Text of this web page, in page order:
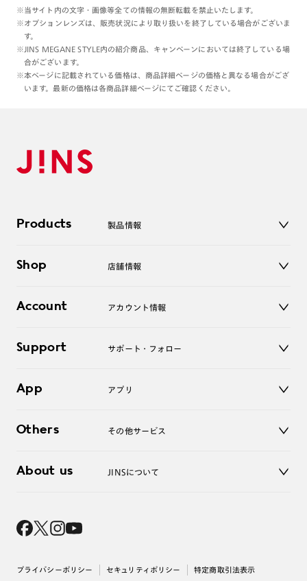
※当サイト内の文字・画像等全ての情報の無断転載を禁止いたします。
※オプションレンズは、販売状況により取り扱いを終了している場合がございま
す。
※JINS MEGANE STYLE内の紹介商品、キャンペーンにおいては終了している場
合がございます。
※本ページに記載されている価格は、商品詳細ページの価格と異なる場合がござ
います。最新の価格は各商品詳細ページにてご確認ください。
Products 製品情報
サングラス
コンタクトレンズ
アクセサリー
Shop 店舗情報
オンラインショップ
Account アカウント情報
ログアウト
Support サポート・フォロー
よくあるご質問
お問い合わせ
App アプリ
Others その他サービス
レンズ交換
About us JINSについて
採用情報
出店について
プライバシーポリシー セキュリティポリシー 特定商取引法表示